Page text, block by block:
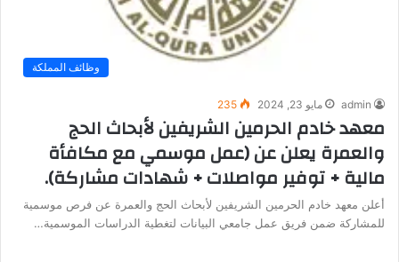
وظائف المملكة
admin مايو 23, 2024 235
معهد خادم الحرمين الشريفين لأبحاث الحج
والعمرة يعلن عن (عمل موسمي مع مكافأة
مالية + توفير مواصلات + شهادات مشاركة).
أعلن معهد خادم الحرمين الشريفين لأبحاث الحج والعمرة عن فرص موسمية
للمشاركة ضمن فريق عمل جامعي البيانات لتغطية الدراسات الموسمية…